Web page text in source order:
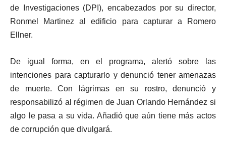
de Investigaciones (DPI), encabezados por su director,
Ronmel Martinez al edificio para capturar a Romero
Ellner.
De igual forma, en el programa, alertó sobre las
intenciones para capturarlo y denunció tener amenazas
de muerte. Con lágrimas en su rostro, denunció y
responsabilizó al régimen de Juan Orlando Hernández si
algo le pasa a su vida. Añadió que aún tiene más actos
de corrupción que divulgará.